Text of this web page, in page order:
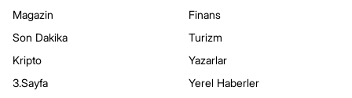
Magazin
Son Dakika
Kripto
3.Sayfa
Finans
Turizm
Yazarlar
Yerel Haberler